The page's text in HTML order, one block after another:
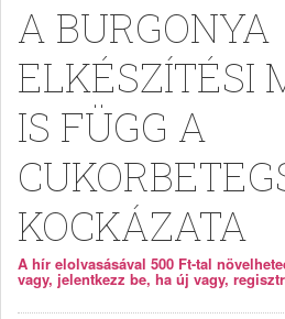
A BURGONYA
ELKÉSZÍTÉSI
IS FÜGG A
KOCKÁZATA
A hír elolvasásával 500 Ft-tal
vagy, jelentkezz be, ha új vagy,